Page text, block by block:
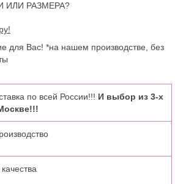
ИЛИ РАЗМЕРА?
для Вас! *на нашем производстве, без
по всей России!!! И выбор из 3-х